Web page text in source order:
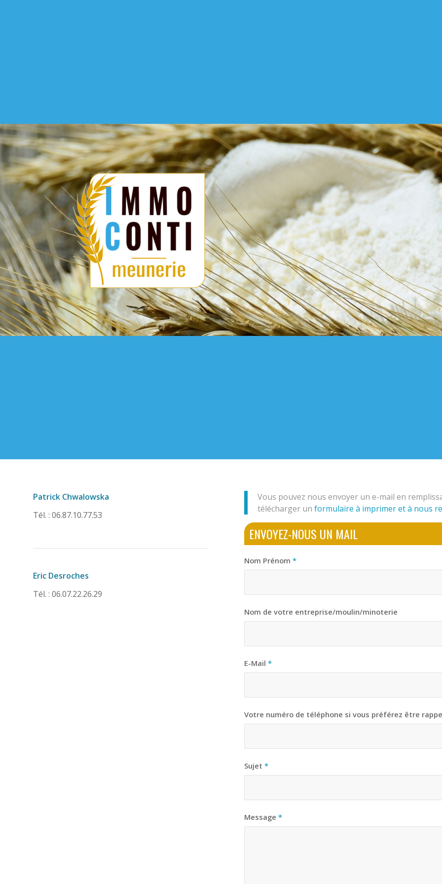
Patrick Chwalowska
Tél. : 06.87.10.77.53
Eric Desroches
Tél. : 06.07.22.26.29
Vous pouvez nous envoyer un e-mail en
télécharger un formulaire à imprimer et à nous
ENVOYEZ-NOUS UN MAIL
Nom Prénom *
Nom de votre entreprise/moulin/minoterie
E-Mail *
Votre numéro de téléphone si vous préférez être
Sujet *
Message *